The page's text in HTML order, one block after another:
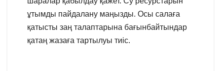
ұтымды пайдалану маңызды. Осы салаға
қатысты заң талаптарына бағынбайтындар
қатаң жазаға тартылуы тиіс.